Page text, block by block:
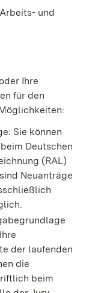
und
Ihre
für den
Sie können
Deutschen
(RAL)
Neuanträge
der laufenden
die
beim